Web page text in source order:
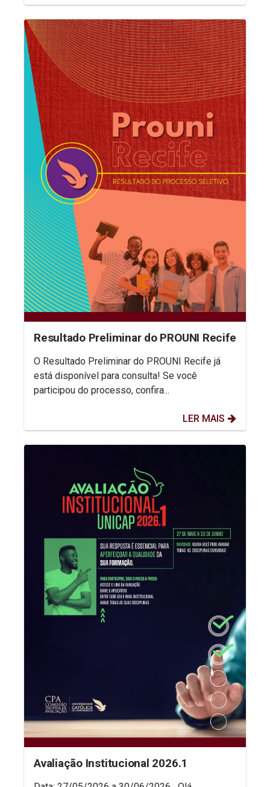
Resultado Preliminar do PROUNI Recife
O Resultado Preliminar do PROUNI Recife já
está disponível para consulta! Se você
participou do processo, confira...
LER MAIS
Avaliação Institucional 2026.1